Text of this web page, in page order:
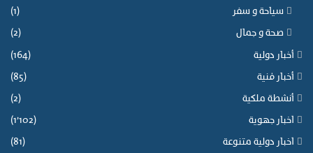
سياحة و سفر (1)
صحة و جمال (2)
أخبار دولية (164)
أخبار فنية (85)
أنشطة ملكية (2)
اخبار جهوية (1٬102)
اخبار دولية متنوعة (81)